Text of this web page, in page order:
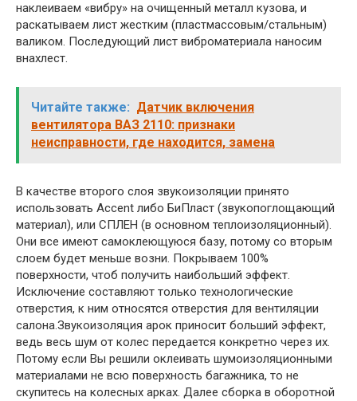
наклеиваем «вибру» на очищенный металл кузова, и
раскатываем лист жестким (пластмассовым/стальным)
валиком. Последующий лист виброматериала наносим
внахлест.
Читайте также: Датчик включения
вентилятора ВАЗ 2110: признаки
неисправности, где находится, замена
В качестве второго слоя звукоизоляции принято
использовать Accent либо БиПласт (звукопоглощающий
материал), или СПЛЕН (в основном теплоизоляционный).
Они все имеют самоклеющуюся базу, потому со вторым
слоем будет меньше возни. Покрываем 100%
поверхности, чтоб получить наибольший эффект.
Исключение составляют только технологические
отверстия, к ним относятся отверстия для вентиляции
салона.Звукоизоляция арок приносит больший эффект,
ведь весь шум от колес передается конкретно через их.
Потому если Вы решили оклеивать шумоизоляционными
материалами не всю поверхность багажника, то не
скупитесь на колесных арках. Далее сборка в оборотной